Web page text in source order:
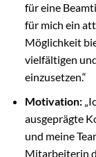
für eine
für mich ein
Möglichkeit
vielfältigen
einzusetzen.“
Motivation:
ausgeprägte
und meine
Mitarbeiterin